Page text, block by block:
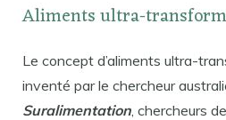
Aliments ultra-
Le concept d’aliments ultra-
inventé par le chercheur
Suralimentation, chercheurs